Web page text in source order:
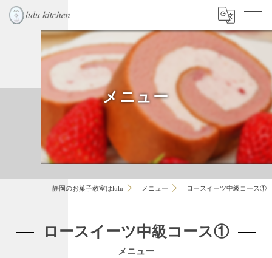
メニュー
静岡のお菓子教室はlulu メニュー ロースイーツ中級コース①
メニュー
ロースイーツ中級コース①